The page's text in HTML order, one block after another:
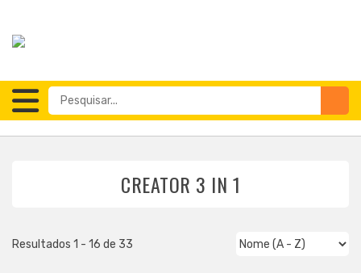
CREATOR 3 IN 1
Resultados 1 - 16 de 33